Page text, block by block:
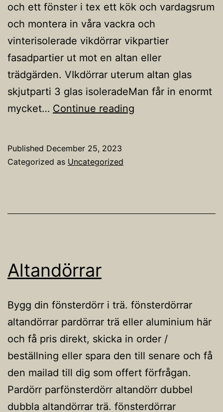
och ett fönster i tex ett kök och vardagsrum
och montera in våra vackra och
vinterisolerade vikdörrar vikpartier
fasadpartier ut mot en altan eller
trädgärden. VIkdörrar uterum altan glas
skjutparti 3 glas isoleradeMan får in enormt
mycket… Continue reading
Published December 25, 2023
Categorized as Uncategorized
Altandörrar
Bygg din fönsterdörr i trä. fönsterdörrar
altandörrar pardörrar trä eller aluminium här
och få pris direkt, skicka in order /
beställning eller spara den till senare och få
den mailad till dig som offert förfrågan.
Pardörr parfönsterdörr altandörr dubbel
dubbla altandörrar trä. fönsterdörrar